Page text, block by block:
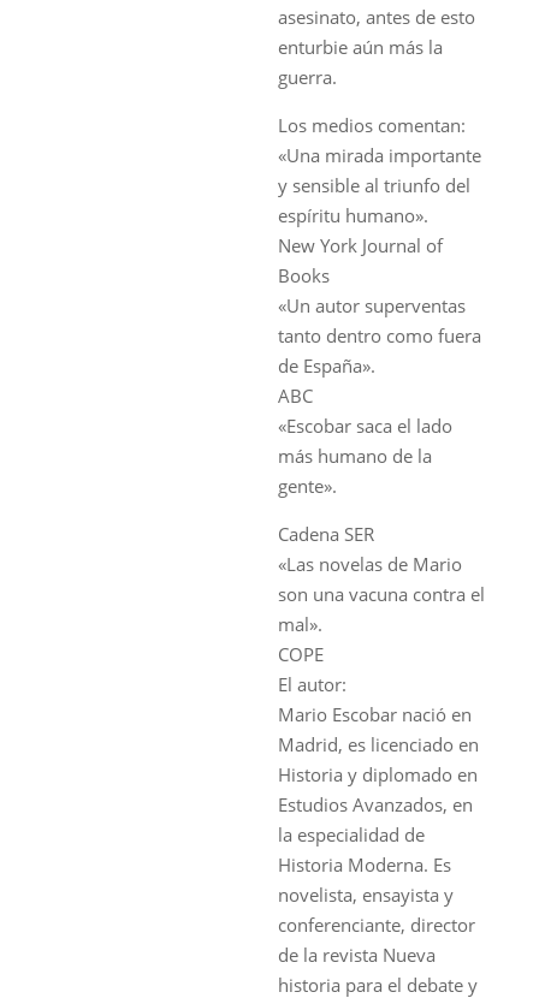
asesinato, antes de esto
enturbie aún más la
guerra.
Los medios comentan:
«Una mirada importante
y sensible al triunfo del
espíritu humano».
New York Journal of
Books
«Un autor superventas
tanto dentro como fuera
de España».
ABC
«Escobar saca el lado
más humano de la
gente».
Cadena SER
«Las novelas de Mario
son una vacuna contra el
mal».
COPE
El autor:
Mario Escobar nació en
Madrid, es licenciado en
Historia y diplomado en
Estudios Avanzados, en
la especialidad de
Historia Moderna. Es
novelista, ensayista y
conferenciante, director
de la revista Nueva
historia para el debate y